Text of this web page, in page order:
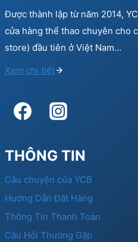
Được thành lập từ năm 2014,
cửa hàng thể thao chuyên cho
store) đầu tiên ở Việt Nam…
Xem chi tiết
THÔNG TIN
Câu chuyện của YCB
Hướng Dẫn Đặt Hàng
Thông Tin Thanh Toán
Câu Hỏi Thường Gặp